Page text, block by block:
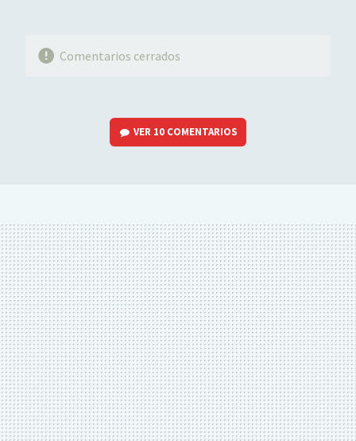
Comentarios cerrados
VER 10 COMENTARIOS